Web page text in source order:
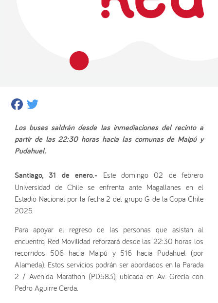
Facebook
Los buses saldrán desde las inmediaciones del recinto a
partir de las 22:30 horas hacia las comunas de Maipú y
Pudahuel.
Santiago, 31 de enero.- Este domingo 02 de febrero
Universidad de Chile se enfrenta ante Magallanes en el
Estadio Nacional por la fecha 2 del grupo G de la Copa Chile
2025.
Para apoyar el regreso de las personas que asistan al
encuentro, Red Movilidad reforzará desde las 22:30 horas los
recorridos 506 hacia Maipú y 516 hacia Pudahuel (por
Alameda). Estos servicios podrán ser abordados en la Parada
2 / Avenida Marathon (PD583), ubicada en Av. Grecia con
Pedro Aguirre Cerda.